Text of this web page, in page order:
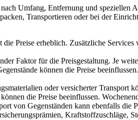
Umfang, Entfernung und speziellen
Transportieren oder bei der
Preise erheblich. Zusätzliche
Faktor für die Preisgestaltung. Je
können die Preise
oder versicherter Transport
die Preise beeinflussen.
von Gegenständen kann ebenfalls die
Kraftstoffzuschläge,